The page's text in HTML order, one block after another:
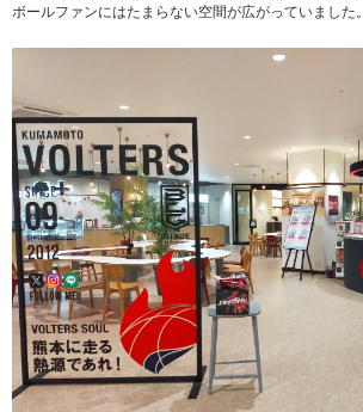
ボールファンにはたまらない空間が広がっていました。